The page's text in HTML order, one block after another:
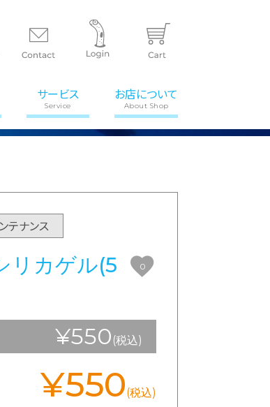
サービス
Service
お店について
About Shop
テナンス
リカゲル(5
0
¥550 (税込)
¥550(税込)